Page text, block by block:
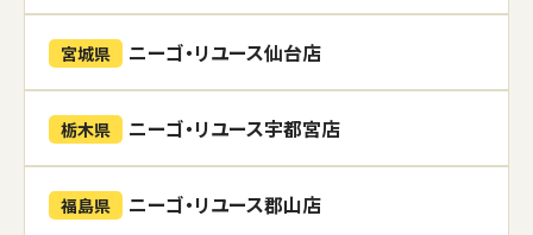
宮城県 ニーゴ・リユース仙台店
栃木県 ニーゴ・リユース宇都宮店
福島県 ニーゴ・リユース郡山店